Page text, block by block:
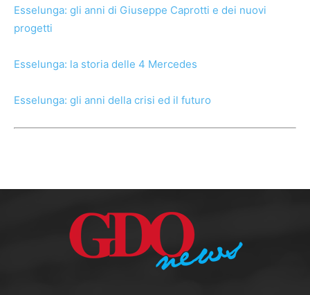
Esselunga: gli anni di Giuseppe Caprotti e dei nuovi
progetti
Esselunga: la storia delle 4 Mercedes
Esselunga: gli anni della crisi ed il futuro